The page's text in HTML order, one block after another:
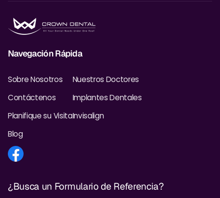
Navegación Rápida
Sobre Nosotros
Contáctenos
Planifique su Visita
Blog
Nuestros Doctores
Implantes Dentales
Invisalign
¿Busca un Formulario de Referencia?